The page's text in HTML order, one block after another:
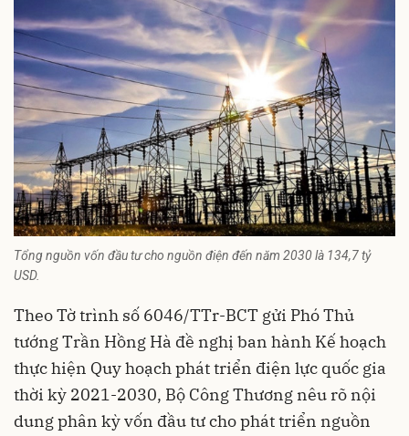
Tổng nguồn vốn đầu tư cho nguồn điện đến năm 2030 là 134,7 tỷ
USD.
Theo Tờ trình số 6046/TTr-BCT gửi Phó Thủ
tướng Trần Hồng Hà đề nghị ban hành Kế hoạch
thực hiện Quy hoạch phát triển điện lực quốc gia
thời kỳ 2021-2030, Bộ Công Thương nêu rõ nội
dung phân kỳ vốn đầu tư cho phát triển nguồn